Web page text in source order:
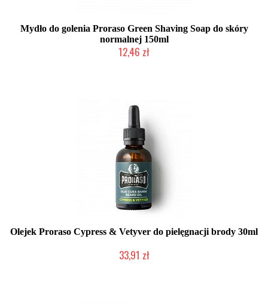
Mydło do golenia Proraso Green Shaving Soap do skóry
normalnej 150ml
12,46 zł
Olejek Proraso Cypress & Vetyver do pielęgnacji brody 30ml
33,91 zł